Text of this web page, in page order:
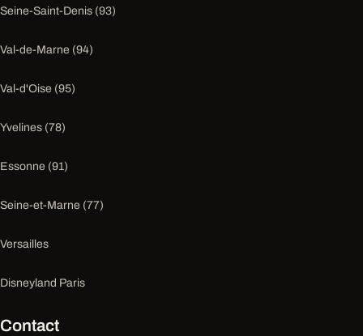
Seine-Saint-Denis (93)
Val-de-Marne (94)
Val-d'Oise (95)
Yvelines (78)
Essonne (91)
Seine-et-Marne (77)
Versailles
Disneyland Paris
Contact